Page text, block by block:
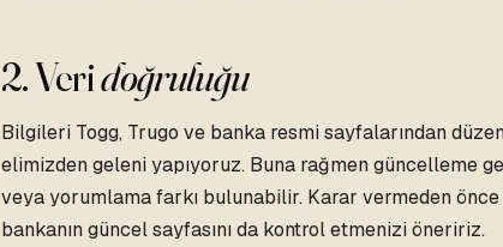
2. Veridoğruluğu
Bilgileri Togg, Trugo ve banka resmi sayfalarından
elimizden geleni yapıyoruz. Buna rağmen güncelleme
veya yorumlama farkı bulunabilir. Karar vermeden
bankanın güncel sayfasını da kontrol etmenizi öneririz.